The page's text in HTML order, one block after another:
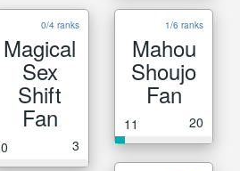
0/4 ranks
Magical
Sex
Shift
Fan
0 3
1/6 ranks
Mahou
Shoujo
Fan
11 20